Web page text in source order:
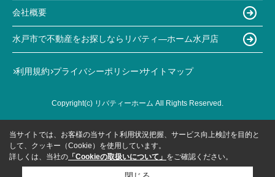
会社概要
水戸市で不動産をお探しならリバティ―ホーム水戸店
利用規約 プライバシーポリシー サイトマップ
Copyright(c) リバティーホーム All Rights Reserved.
当サイトでは、お客様の当サイト利用状況把握、サービス向上検討を目的と
して、クッキー（Cookie）を使用しています。
詳しくは、当社の 「Cookieの取扱いについて」 をご確認ください。